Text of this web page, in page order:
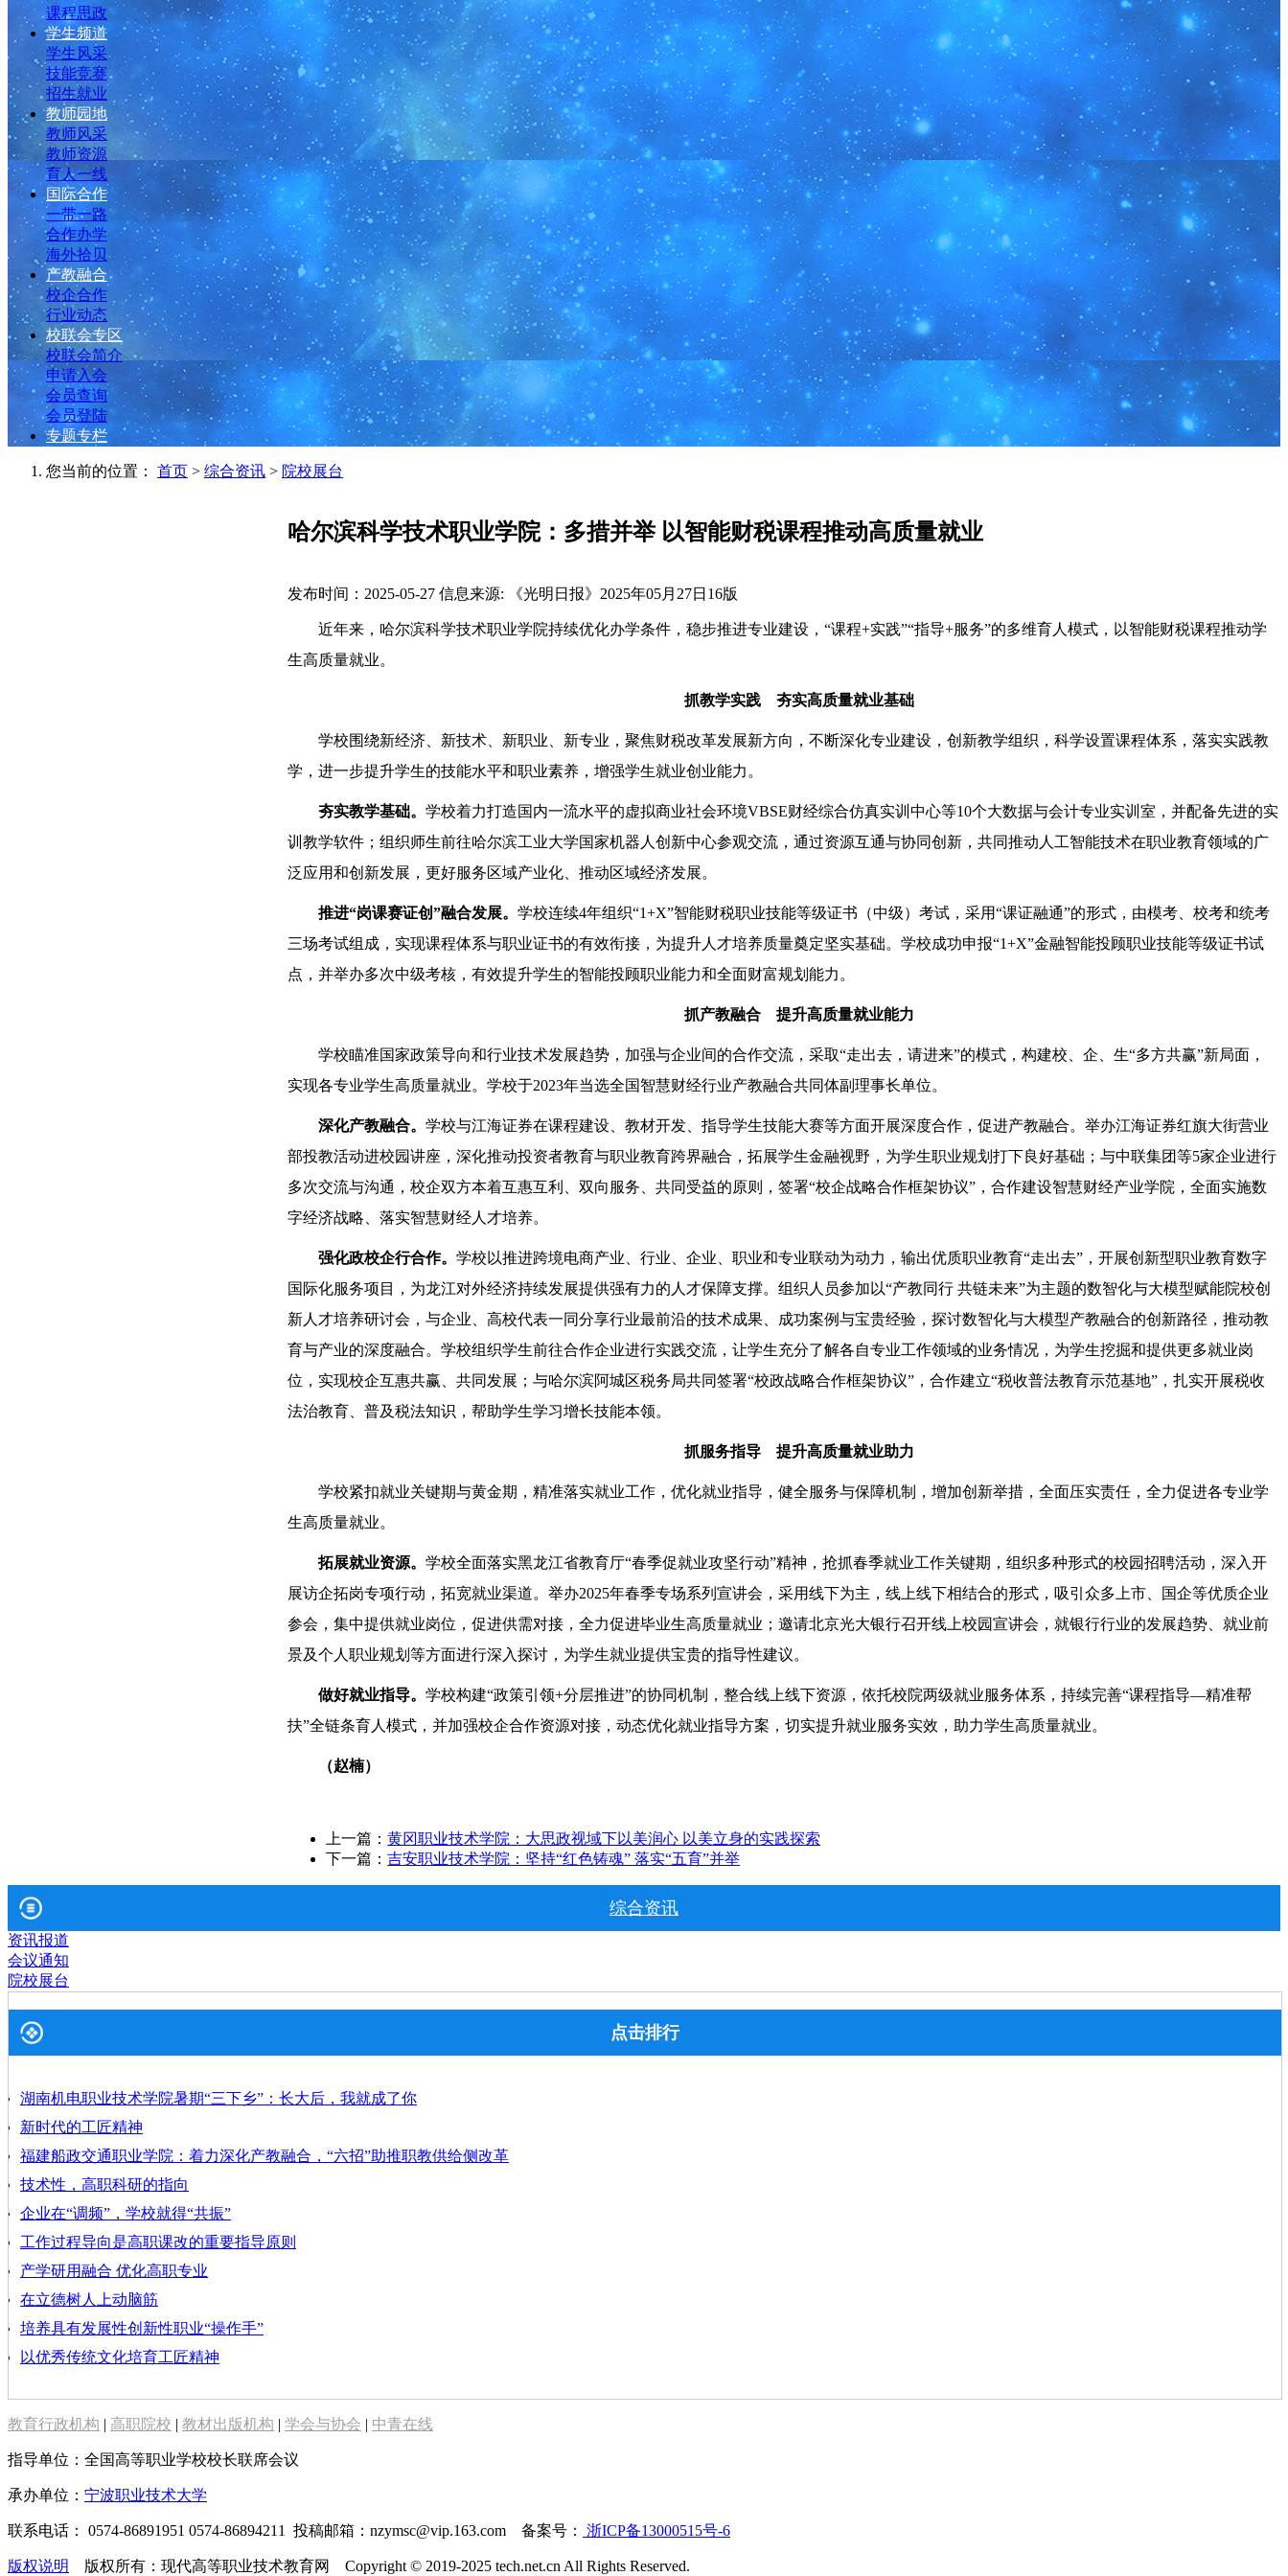
课程思政
学生频道
学生风采
技能竞赛
招生就业
教师园地
教师风采
教师资源
育人一线
国际合作
一带一路
合作办学
海外拾贝
产教融合
校企合作
行业动态
校联会专区
校联会简介
申请入会
会员查询
会员登陆
专题专栏
您当前的位置： 首页 > 综合资讯 > 院校展台
哈尔滨科学技术职业学院：多措并举 以智能财税课程推动高质量就业
发布时间：2025-05-27 信息来源: 《光明日报》2025年05月27日16版
近年来，哈尔滨科学技术职业学院持续优化办学条件，稳步推进专业建设，“课程+实践”“指导+服务”的多维育人模式，以智能财税课程推动学
生高质量就业。
抓教学实践 夯实高质量就业基础
学校围绕新经济、新技术、新职业、新专业，聚焦财税改革发展新方向，不断深化专业建设，创新教学组织，科学设置课程体系，落实实践教
学，进一步提升学生的技能水平和职业素养，增强学生就业创业能力。
夯实教学基础。学校着力打造国内一流水平的虚拟商业社会环境VBSE财经综合仿真实训中心等10个大数据与会计专业实训室，并配备先进的实
训教学软件；组织师生前往哈尔滨工业大学国家机器人创新中心参观交流，通过资源互通与协同创新，共同推动人工智能技术在职业教育领域的广
泛应用和创新发展，更好服务区域产业化、推动区域经济发展。
推进“岗课赛证创”融合发展。学校连续4年组织“1+X”智能财税职业技能等级证书（中级）考试，采用“课证融通”的形式，由模考、校考和统考
三场考试组成，实现课程体系与职业证书的有效衔接，为提升人才培养质量奠定坚实基础。学校成功申报“1+X”金融智能投顾职业技能等级证书试
点，并举办多次中级考核，有效提升学生的智能投顾职业能力和全面财富规划能力。
抓产教融合 提升高质量就业能力
学校瞄准国家政策导向和行业技术发展趋势，加强与企业间的合作交流，采取“走出去，请进来”的模式，构建校、企、生“多方共赢”新局面，
实现各专业学生高质量就业。学校于2023年当选全国智慧财经行业产教融合共同体副理事长单位。
深化产教融合。学校与江海证券在课程建设、教材开发、指导学生技能大赛等方面开展深度合作，促进产教融合。举办江海证券红旗大街营业
部投教活动进校园讲座，深化推动投资者教育与职业教育跨界融合，拓展学生金融视野，为学生职业规划打下良好基础；与中联集团等5家企业进行
多次交流与沟通，校企双方本着互惠互利、双向服务、共同受益的原则，签署“校企战略合作框架协议”，合作建设智慧财经产业学院，全面实施数
字经济战略、落实智慧财经人才培养。
强化政校企行合作。学校以推进跨境电商产业、行业、企业、职业和专业联动为动力，输出优质职业教育“走出去”，开展创新型职业教育数字
国际化服务项目，为龙江对外经济持续发展提供强有力的人才保障支撑。组织人员参加以“产教同行 共链未来”为主题的数智化与大模型赋能院校创
新人才培养研讨会，与企业、高校代表一同分享行业最前沿的技术成果、成功案例与宝贵经验，探讨数智化与大模型产教融合的创新路径，推动教
育与产业的深度融合。学校组织学生前往合作企业进行实践交流，让学生充分了解各自专业工作领域的业务情况，为学生挖掘和提供更多就业岗
位，实现校企互惠共赢、共同发展；与哈尔滨阿城区税务局共同签署“校政战略合作框架协议”，合作建立“税收普法教育示范基地”，扎实开展税收
法治教育、普及税法知识，帮助学生学习增长技能本领。
抓服务指导 提升高质量就业助力
学校紧扣就业关键期与黄金期，精准落实就业工作，优化就业指导，健全服务与保障机制，增加创新举措，全面压实责任，全力促进各专业学
生高质量就业。
拓展就业资源。学校全面落实黑龙江省教育厅“春季促就业攻坚行动”精神，抢抓春季就业工作关键期，组织多种形式的校园招聘活动，深入开
展访企拓岗专项行动，拓宽就业渠道。举办2025年春季专场系列宣讲会，采用线下为主，线上线下相结合的形式，吸引众多上市、国企等优质企业
参会，集中提供就业岗位，促进供需对接，全力促进毕业生高质量就业；邀请北京光大银行召开线上校园宣讲会，就银行行业的发展趋势、就业前
景及个人职业规划等方面进行深入探讨，为学生就业提供宝贵的指导性建议。
做好就业指导。学校构建“政策引领+分层推进”的协同机制，整合线上线下资源，依托校院两级就业服务体系，持续完善“课程指导—精准帮
扶”全链条育人模式，并加强校企合作资源对接，动态优化就业指导方案，切实提升就业服务实效，助力学生高质量就业。
（赵楠）
上一篇：黄冈职业技术学院：大思政视域下以美润心 以美立身的实践探索
下一篇：吉安职业技术学院：坚持“红色铸魂” 落实“五育”并举
综合资讯
资讯报道
会议通知
院校展台
点击排行
湖南机电职业技术学院暑期“三下乡”：长大后，我就成了你
新时代的工匠精神
福建船政交通职业学院：着力深化产教融合，“六招”助推职教供给侧改革
技术性，高职科研的指向
企业在“调频”，学校就得“共振”
工作过程导向是高职课改的重要指导原则
产学研用融合 优化高职专业
在立德树人上动脑筋
培养具有发展性创新性职业“操作手”
以优秀传统文化培育工匠精神
教育行政机构 | 高职院校 | 教材出版机构 | 学会与协会 | 中青在线
指导单位：全国高等职业学校校长联席会议
承办单位： 宁波职业技术大学
联系电话： 0574-86891951 0574-86894211 投稿邮箱：nzymsc@vip.163.com 备案号： 浙ICP备13000515号-6
版权说明 版权所有：现代高等职业技术教育网 Copyright © 2019-2025 tech.net.cn All Rights Reserved.